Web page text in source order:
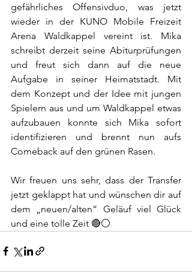
gefährliches Offensivduo, was jetzt
wieder in der KUNO Mobile Freizeit
Arena Waldkappel vereint ist. Mika
schreibt derzeit seine Abiturprüfungen
und freut sich dann auf die neue
Aufgabe in seiner Heimatstadt. Mit
dem Konzept und der Idee mit jungen
Spielern aus und um Waldkappel etwas
aufzubauen konnte sich Mika sofort
identifizieren und brennt nun aufs
Comeback auf den grünen Rasen.
Wir freuen uns sehr, dass der Transfer
jetzt geklappt hat und wünschen dir auf
dem „neuen/alten“ Geläuf viel Glück
und eine tolle Zeit 🔴⚪️